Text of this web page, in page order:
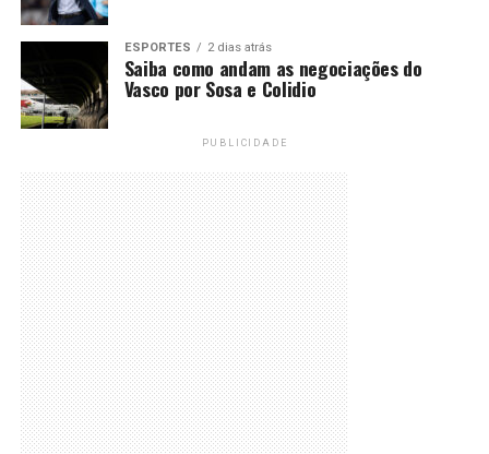
ESPORTES 2 dias atrás
Saiba como andam as negociações do
Vasco por Sosa e Colidio
PUBLICIDADE